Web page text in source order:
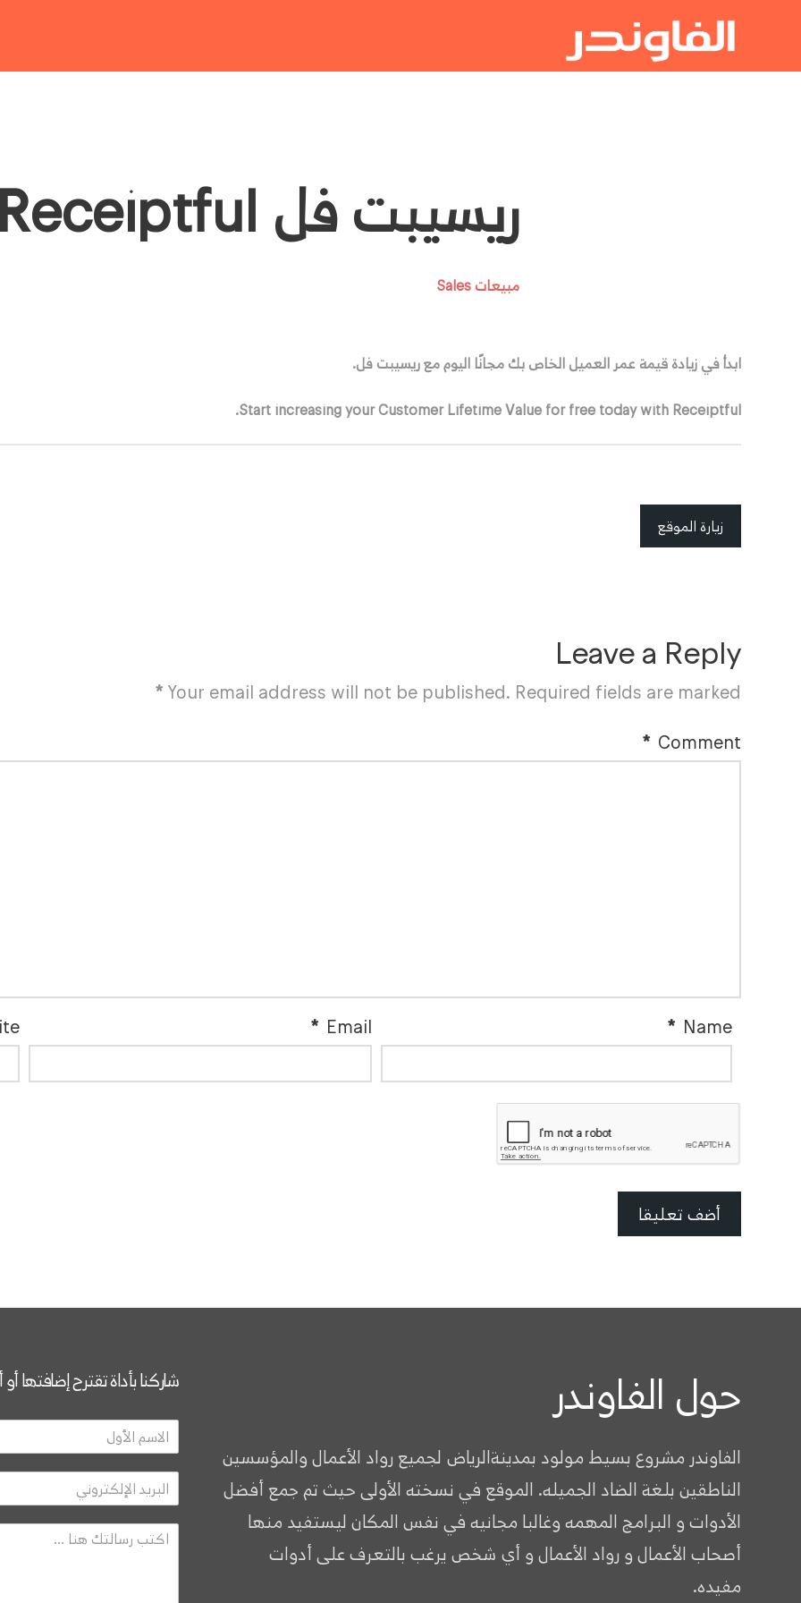
ريسيبت فل Receiptful
مبيعات Sales
ابدأ في زيادة قيمة عمر العميل الخاص بك مجانًا اليوم مع ريسيبت فل.
Start increasing your Customer Lifetime Value for free today with Receiptful.
زيارة الموقع
Leave a Reply
Your email address will not be published. Required fields are marked
*
Comment
*
Name
*
Email
*
شاركنا بأداة تقترح إضافتها حول الفاوندر
الفاوندر مشروع بسيط مولود بمدينةالرياض لجميع رواد الأعمال والمؤسسين
الناطقين بلغة الضاد الجميله. الموقع في نسخته الأولى حيث تم جمع أفضل
الأدوات و البرامج المهمه وغالبا مجانيه في نفس المكان ليستفيد منها
أصحاب الأعمال و رواد الأعمال و أي شخص يرغب بالتعرف على أدوات
مفيده.